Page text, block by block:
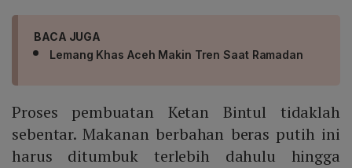
BACA JUGA
Lemang Khas Aceh Makin Tren Saat Ramadan
Proses pembuatan Ketan Bintul tidaklah
sebentar. Makanan berbahan beras putih ini
harus ditumbuk terlebih dahulu hingga